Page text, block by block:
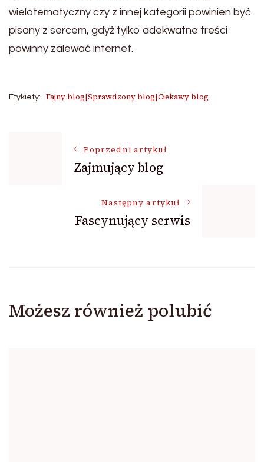
wielotematyczny czy z innej kategorii powinien być
pisany z sercem, gdyż tylko adekwatne treści
powinny zalewać internet.
Etykiety: Fajny blog|Sprawdzony blog|Ciekawy blog
NawigacjaPoprzedni artykuł
Zajmujący blog
Następny artykuł
Fascynujący serwis
Możesz również polubić